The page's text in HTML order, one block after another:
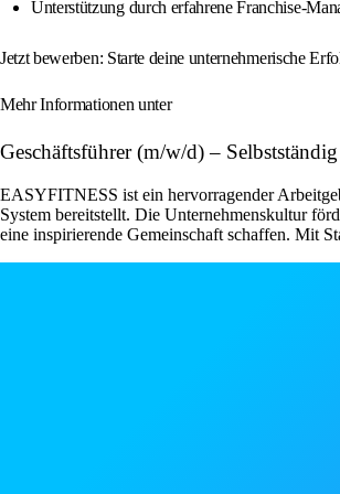
Unterstützung durch erfahrene Franchise-
Jetzt bewerben: Starte deine unternehmerische
Mehr Informationen unter
Geschäftsführer (m/w/d) –
EASYFITNESS ist ein hervorragender
System bereitstellt. Die Unternehmenskultur
eine inspirierende Gemeinschaft schaffen. Mit